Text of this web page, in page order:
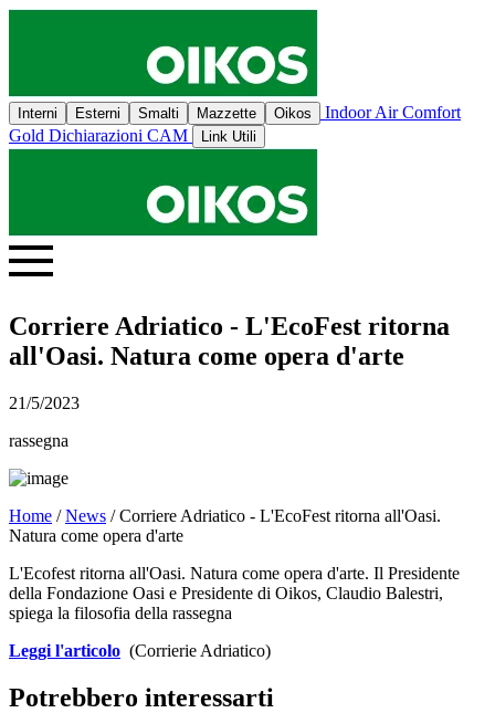
Interni Esterni Smalti Mazzette Oikos
Indoor Air Comfort
Gold Dichiarazioni CAM Link Utili
Corriere Adriatico - L'EcoFest ritorna
all'Oasi. Natura come opera d'arte
21/5/2023
rassegna
Home /News / Corriere Adriatico - L'EcoFest ritorna all'Oasi.
Natura come opera d'arte
L'Ecofest ritorna all'Oasi. Natura come opera d'arte. Il Presidente
della Fondazione Oasi e Presidente di Oikos, Claudio Balestri,
spiega la filosofia della rassegna
Leggi l'articolo (Corrierie Adriatico)
Potrebbero interessarti